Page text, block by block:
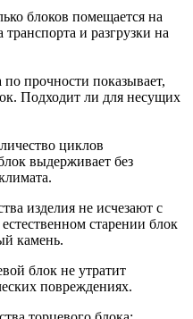
блоков помещается на
и разгрузки на
прочности показывает,
Подходит ли для несущих
циклов
выдерживает без
изделия не исчезают с
старении блок
камень.
блок не утратит
повреждениях.